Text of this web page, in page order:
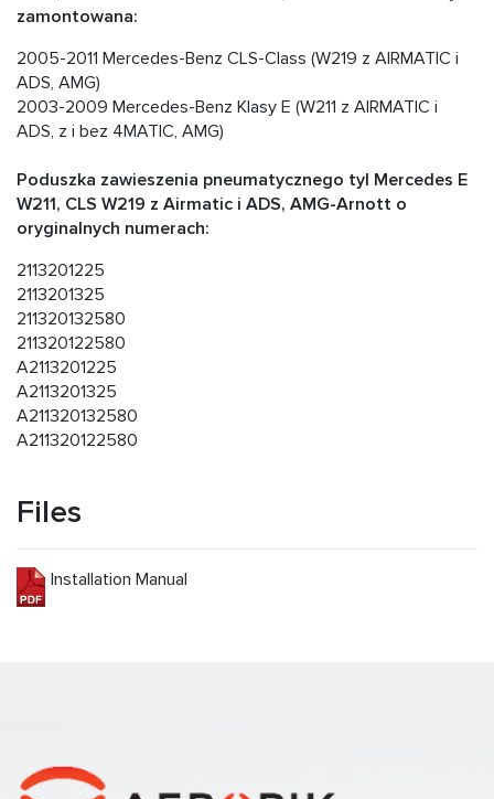
zamontowana:
2005-2011 Mercedes-Benz CLS-Class (W219 z AIRMATIC i
ADS, AMG)
2003-2009 Mercedes-Benz Klasy E (W211 z AIRMATIC i
ADS, z i bez 4MATIC, AMG)
Poduszka zawieszenia pneumatycznego tyl Mercedes E
W211, CLS W219 z Airmatic i ADS, AMG-Arnott o
oryginalnych numerach:
2113201225
2113201325
211320132580
211320122580
A2113201225
A2113201325
A211320132580
A211320122580
Files
Installation Manual